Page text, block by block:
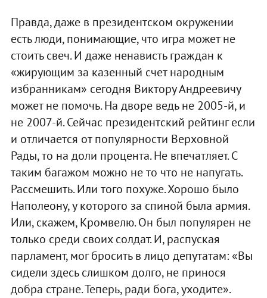
Правда, даже в президентском окружении
есть люди, понимающие, что игра может не
стоить свеч. И даже ненависть граждан к
«жирующим за казенный счет народным
избранникам» сегодня Виктору Андреевичу
может не помочь. На дворе ведь не 2005-й, и
не 2007-й. Сейчас президентский рейтинг если
и отличается от популярности Верховной
Рады, то на доли процента. Не впечатляет. С
таким багажом можно не то что не напугать.
Рассмешить. Или того похуже. Хорошо было
Наполеону, у которого за спиной была армия.
Или, скажем, Кромвелю. Он был популярен не
только среди своих солдат. И, распуская
парламент, мог бросить в лицо депутатам: «Вы
сидели здесь слишком долго, не принося
добра стране. Теперь, ради бога, уходите».